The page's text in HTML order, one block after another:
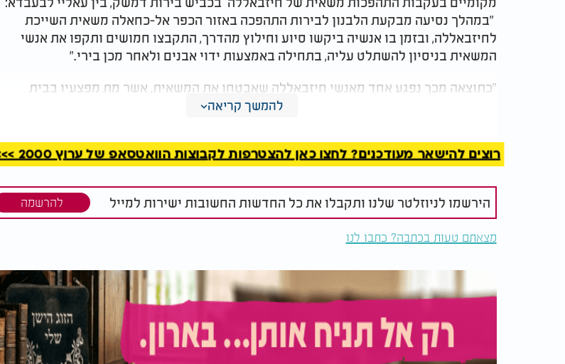
"במהלך נסיעה מבקעת הלבנון לבירות התהפכה באזור הכפר אל-כחאלה משאית השייכת
לחיזבאללה, ובזמן בו אנשיה ביקשו סיוע וחילוץ מהדרך, התקבצו חמושים ותקפו את אנשי
המשאית בניסיון להשתלט עליה, בתחילה באמצעות ידוי אבנים ולאחר מכן בירי."
"כתוצאה מכך נפגע אחד מאנשי חיזבאללה שאבטחו את המשאית, אשר מת מפצעיו בבית
החולים. ברגעים אלה כוח של צבא לבנון מונע מאותם חמושים להתקרב אל המשאית ולהשתלט
להמשך קריאה
רוצים להישאר מעודכנים? לחצו כאן להצטרפות לקבוצות הוואטסאפ של ערוץ 2000 >>>
הירשמו לניוזלטר שלנו ותקבלו את כל החדשות החשובות ישירות למייל להרשמה
מצאתם טעות בכתבה? כתבו לנו